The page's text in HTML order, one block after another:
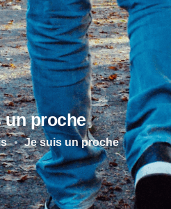
un proche
Je suis un proche